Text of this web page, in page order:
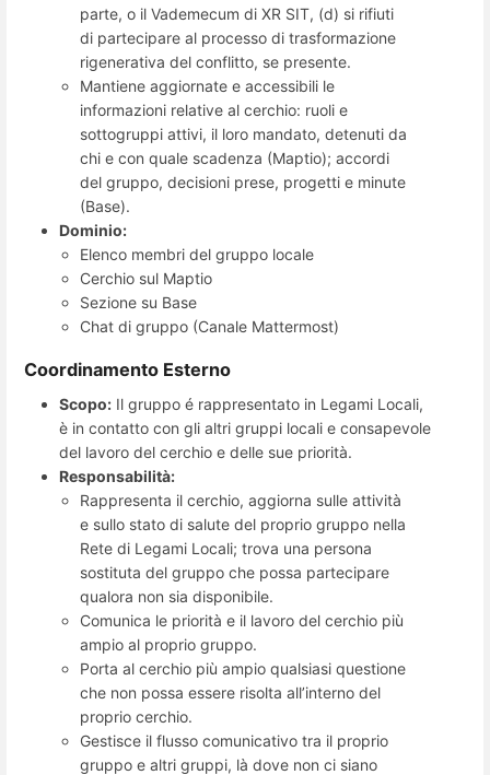
parte, o il Vademecum di XR SIT, (d) si rifiuti
di partecipare al processo di trasformazione
rigenerativa del conflitto, se presente.
Mantiene aggiornate e accessibili le
informazioni relative al cerchio: ruoli e
sottogruppi attivi, il loro mandato, detenuti da
chi e con quale scadenza (Maptio); accordi
del gruppo, decisioni prese, progetti e minute
(Base).
Dominio:
Elenco membri del gruppo locale
Cerchio sul Maptio
Sezione su Base
Chat di gruppo (Canale Mattermost)
Coordinamento Esterno
Scopo: Il gruppo é rappresentato in Legami Locali,
è in contatto con gli altri gruppi locali e consapevole
del lavoro del cerchio e delle sue priorità.
Responsabilità:
Rappresenta il cerchio, aggiorna sulle attività
e sullo stato di salute del proprio gruppo nella
Rete di Legami Locali; trova una persona
sostituta del gruppo che possa partecipare
qualora non sia disponibile.
Comunica le priorità e il lavoro del cerchio più
ampio al proprio gruppo.
Porta al cerchio più ampio qualsiasi questione
che non possa essere risolta all’interno del
proprio cerchio.
Gestisce il flusso comunicativo tra il proprio
gruppo e altri gruppi, là dove non ci siano